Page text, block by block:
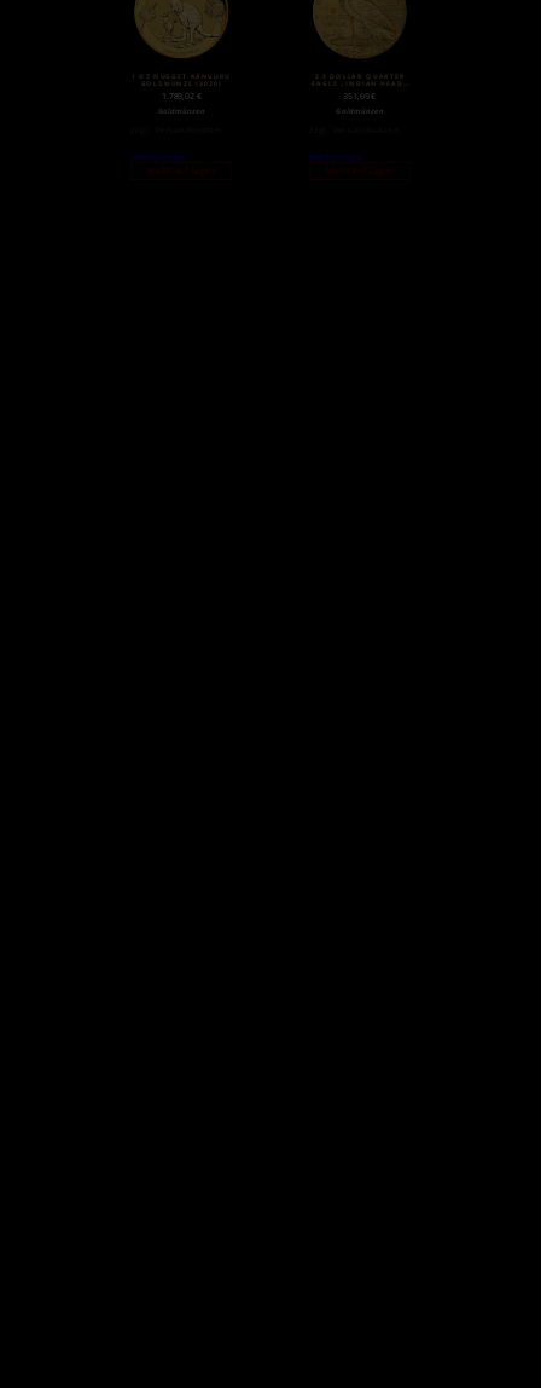
1 OZ NUGGET KÄNGURU
GOLDMÜNZE (2020)
1.789,02 €
Goldmünzen
Weiterlesen
Nicht auf Lager
2.5 DOLLAR QUARTER
EAGLE „INDIAN HEAD“
351,69€
Goldmünzen
Weiterlesen
Nicht auf Lager